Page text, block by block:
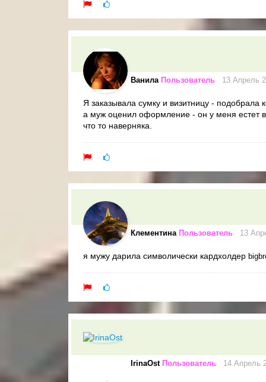
Ванила Пользователь 13 Апрель
Я заказывала сумку и визитницу - подобрала
а муж оценил оформление - он у меня естет
что то наверняка.
Клементина Пользователь 13
я мужу дарила символически кардхолдер
IrinaOst Пользователь 14 Апрель